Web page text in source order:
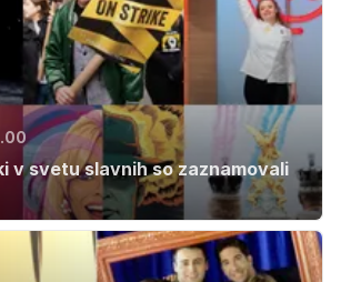
v svetu slavnih so zaznamovali